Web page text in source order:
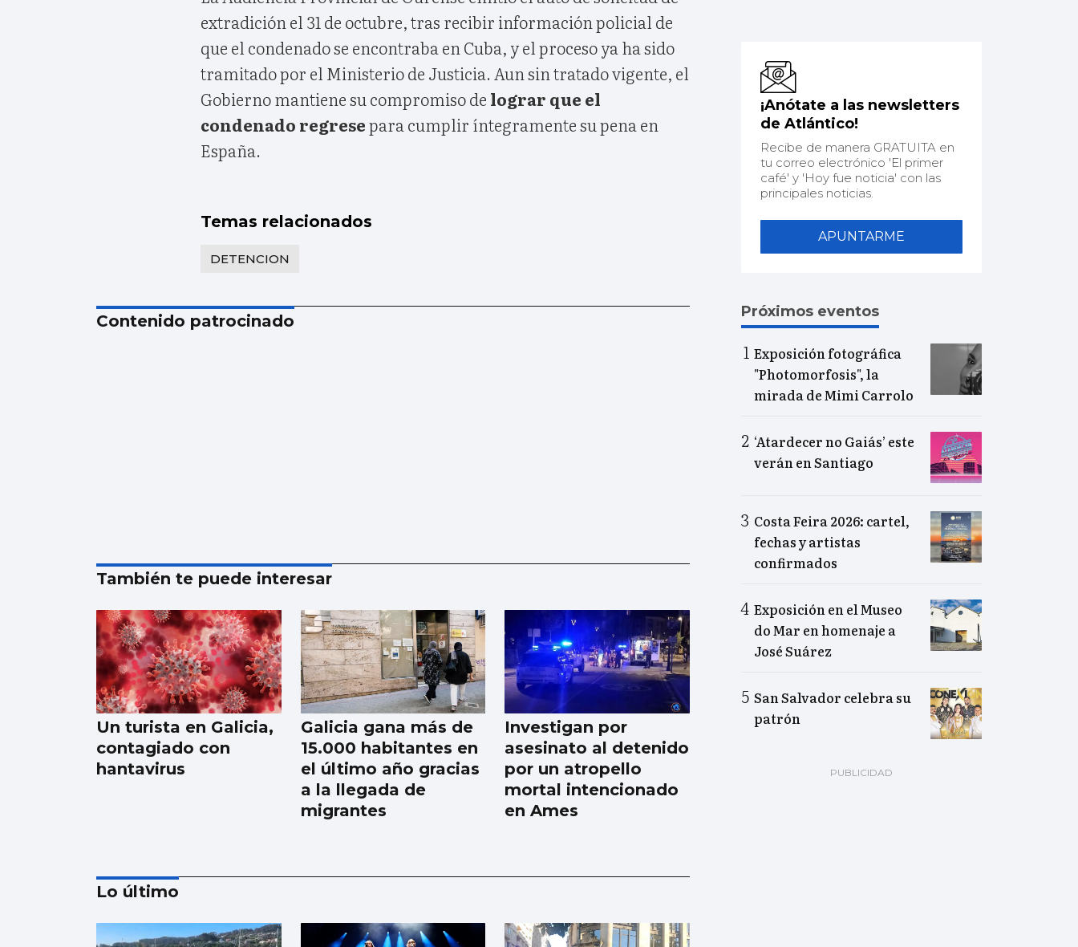
extradición el 31 de octubre, tras recibir información policial de
que el condenado se encontraba en Cuba, y el proceso ya ha sido
tramitado por el Ministerio de Justicia. Aun sin tratado vigente, el
Gobierno mantiene su compromiso de lograr que el
condenado regresepara cumplir íntegramente su pena en
España.
Temas relacionados
DETENCION
Contenido patrocinado
También te puede interesar
Un turista en Galicia,
contagiado con
hantavirus
Galicia gana más de
15.000 habitantes en
el último año gracias
a la llegada de
migrantes
Investigan por
asesinato al detenido
por un atropello
mortal intencionado
en Ames
Lo último
¡Anótate a las newsletters
de Atlántico!
Recibe de manera GRATUITA en
tu correo electrónico 'El primer
café' y 'Hoy fue noticia' con las
principales noticias.
APUNTARME
Próximos eventos
Exposición fotográfica
"Photomorfosis", la
mirada de Mimi Carrolo
‘Atardecer no Gaiás’ este
verán en Santiago
Costa Feira 2026: cartel,
fechas y artistas
confirmados
Exposición en el Museo
do Mar en homenaje a
José Suárez
San Salvador celebra su
patrón